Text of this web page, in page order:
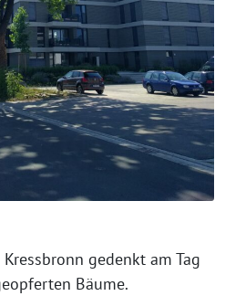
gedenkt am Tag
Bäume.